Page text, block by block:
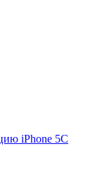
iPhone 5C